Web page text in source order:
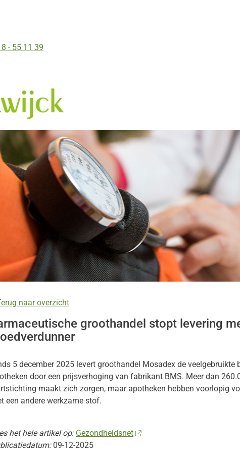
- 55 11 39
naar overzicht
groothandel stopt levering
5 december 2025 levert groothandel Mosadex de veelgebruikte
door een prijsverhoging van fabrikant BMS. Meer dan
maakt zich zorgen, maar apotheken hebben voorlopig
een andere werkzame stof.
het hele artikel op: Gezondheidsnet
09-12-2025